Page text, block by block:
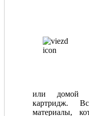
или домой
картридж.
материалы,